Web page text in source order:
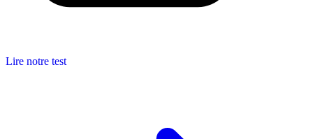
Lire notre test